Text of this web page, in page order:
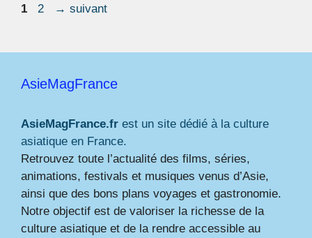
Page
1 Page
2 → suivant
AsieMagFrance
AsieMagFrance.fr est un site dédié à la culture
asiatique en France.
Retrouvez toute l’actualité des films, séries,
animations, festivals et musiques venus d’Asie,
ainsi que des bons plans voyages et gastronomie.
Notre objectif est de valoriser la richesse de la
culture asiatique et de la rendre accessible au